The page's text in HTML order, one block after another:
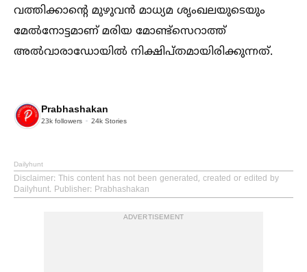
വത്തിക്കാന്റെ മുഴുവൻ മാധ്യമ ശൃംഖലയുടെയും
മേല്‍നോട്ടമാണ് മരിയ മോണ്ട്സെറാത്ത്
അല്‍വാരാഡോയില്‍ നിക്ഷിപ്തമായിരിക്കുന്നത്.
Prabhashakan
23k followers 24k Stories
Dailyhunt
Disclaimer: This content has not been generated, created or edited by
Dailyhunt. Publisher: Prabhashakan
ADVERTISEMENT